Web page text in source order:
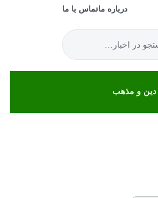
درباره ماتماس با ما
دین و مذهب